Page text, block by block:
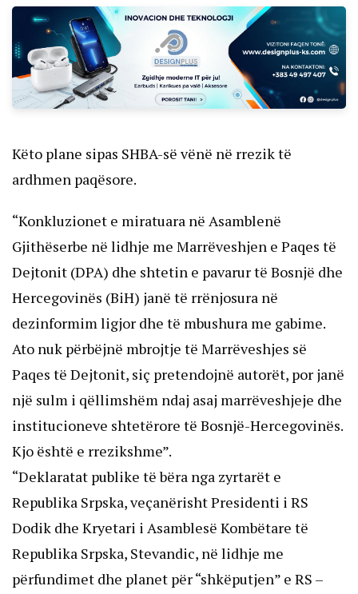
Këto plane sipas SHBA-së vënë në rrezik të
ardhmen paqësore.
“Konkluzionet e miratuara në Asamblenë
Gjithëserbe në lidhje me Marrëveshjen e Paqes të
Dejtonit (DPA) dhe shtetin e pavarur të Bosnjë dhe
Hercegovinës (BiH) janë të rrënjosura në
dezinformim ligjor dhe të mbushura me gabime.
Ato nuk përbëjnë mbrojtje të Marrëveshjes së
Paqes të Dejtonit, siç pretendojnë autorët, por janë
një sulm i qëllimshëm ndaj asaj marrëveshjeje dhe
institucioneve shtetërore të Bosnjë-Hercegovinës.
Kjo është e rrezikshme”.
“Deklaratat publike të bëra nga zyrtarët e
Republika Srpska, veçanërisht Presidenti i RS
Dodik dhe Kryetari i Asamblesë Kombëtare të
Republika Srpska, Stevandic, në lidhje me
përfundimet dhe planet për “shkëputjen” e RS –